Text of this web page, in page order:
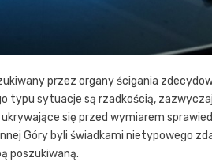
przez organy ścigania
typu sytuacje są rzadkością,
się przed wymiarem
Góry byli świadkami nietypowego
poszukiwaną.